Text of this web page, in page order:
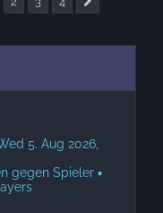
5. Aug 2026,
gegen Spieler ▪